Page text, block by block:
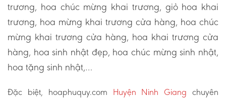
trương, hoa chúc mừng khai trương, giỏ hoa khai
trương, hoa mừng khai trương cửa hàng, hoa chúc
mừng khai trương cửa hàng, hoa khai trương cửa
hàng, hoa sinh nhật đẹp, hoa chúc mừng sinh nhật,
hoa tặng sinh nhật,…
Đặc biệt, hoaphuquy.com Huyện Ninh Giang chuyên